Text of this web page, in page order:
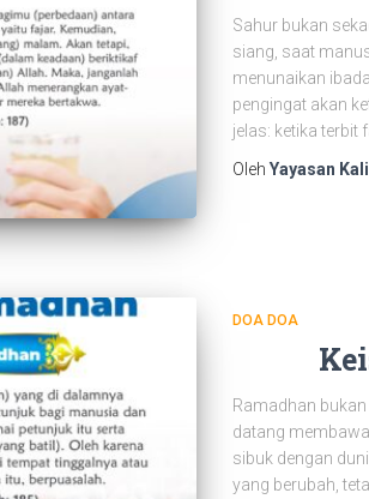
Sahur bukan
siang, saat
menunaikan
pengingat akan
jelas: ketika terbit
Oleh Yayasan
DOA DOA
Ramadhan
datang
sibuk dengan
yang berubah,